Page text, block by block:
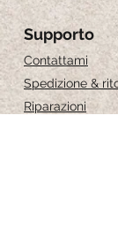
Materiale:
acciaio
Lunghezza:
S: 16cm + 2 cm
M: 18cm + 2 cm
Supporto
Contattami
Spedizione &
Riparazioni